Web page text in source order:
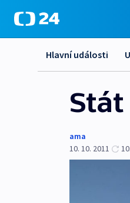
Hlavní události
ama
10. 10. 2011